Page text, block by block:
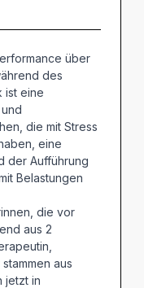
über
des
ist eine
die mit Stress
eine
der Aufführung
Belastungen
die vor
aus 2
aus
jetzt in